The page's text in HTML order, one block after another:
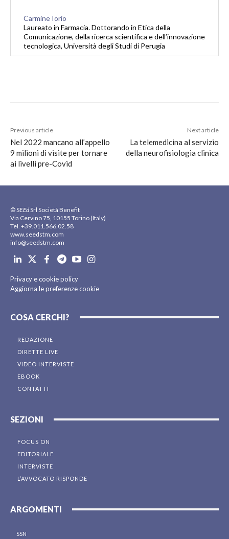
Carmine Iorio
Laureato in Farmacia. Dottorando in Etica della
Comunicazione, della ricerca scientifica e dell’innovazione
tecnologica, Università degli Studi di Perugia
Previous article
Nel 2022 mancano all’appello
9 milioni di visite per tornare
ai livelli pre-Covid
Next article
La telemedicina al servizio
della neurofisiologia clinica
© SEEdSrl Società Benefit
Via Cervino 75, 10155 Torino (Italy)
Tel. +39.011.566.02.58
www.seedstm.com
info@seedstm.com
Privacy e cookie policy
Aggiorna le preferenze cookie
COSA CERCHI?
REDAZIONE
DIRETTE LIVE
VIDEO INTERVISTE
EBOOK
CONTATTI
SEZIONI
FOCUS ON
EDITORIALE
INTERVISTE
L’AVVOCATO RISPONDE
ARGOMENTI
SSN